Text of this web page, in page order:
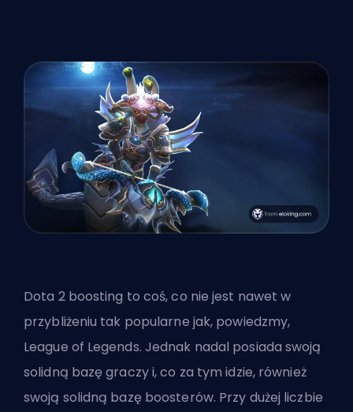
Dota 2 boosting to coś, co nie jest nawet w
przybliżeniu tak popularne jak, powiedzmy,
League of Legends. Jednak nadal posiada swoją
solidną bazę graczy i, co za tym idzie, również
swoją solidną bazę boosterów. Przy dużej liczbie